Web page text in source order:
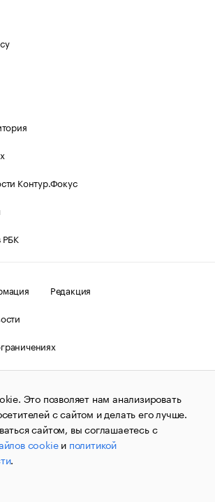
Контур.Фокус
РБК
Редакция
О соблюдении авторских прав
1995–2026.Сообщения
агентства «РБК»
Федеральной службой по надзору в сфере
технологий и массовых
09.12.2015 за номером ИА
пометкой «РБК». Отдельные
информацию,
для пользователей
Это позволяет нам анализировать
с сайтом и делать его лучше.
сайтом, вы соглашаетесь с
cookieи политикой
.